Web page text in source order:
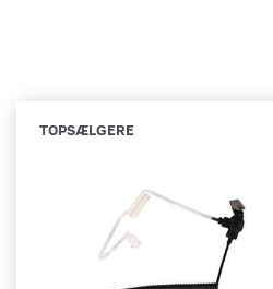
TOPSÆLGERE